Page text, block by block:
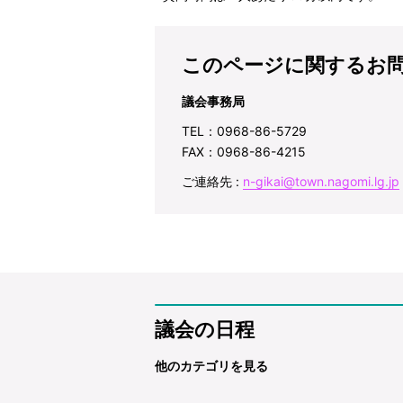
このページに関するお
議会事務局
TEL：0968-86-5729
FAX：0968-86-4215
ご連絡先 : n-gikai@town.nagomi.lg.jp
議会の日程
他のカテゴリを見る